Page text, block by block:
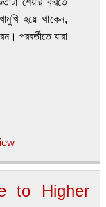
হয়ে থাকেন,
পরবর্তীতে যারা
to Higher